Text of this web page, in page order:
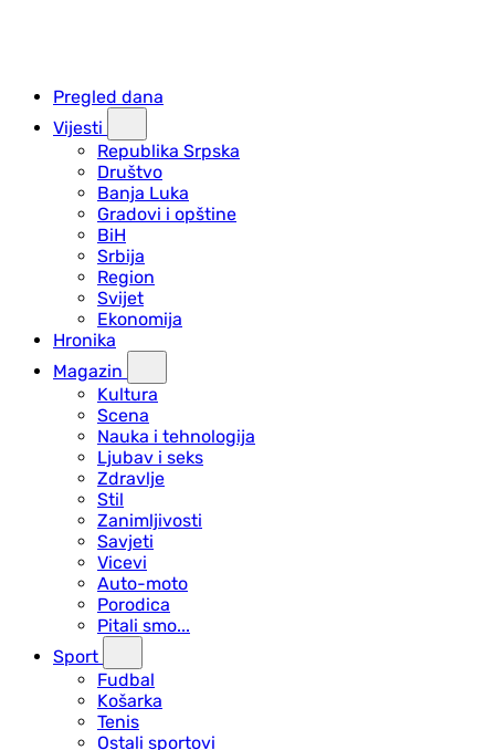
Pregled dana
Vijesti
Republika Srpska
Društvo
Banja Luka
Gradovi i opštine
BiH
Srbija
Region
Svijet
Ekonomija
Hronika
Magazin
Kultura
Scena
Nauka i tehnologija
Ljubav i seks
Zdravlje
Stil
Zanimljivosti
Savjeti
Vicevi
Auto-moto
Porodica
Pitali smo...
Sport
Fudbal
Košarka
Tenis
Ostali sportovi